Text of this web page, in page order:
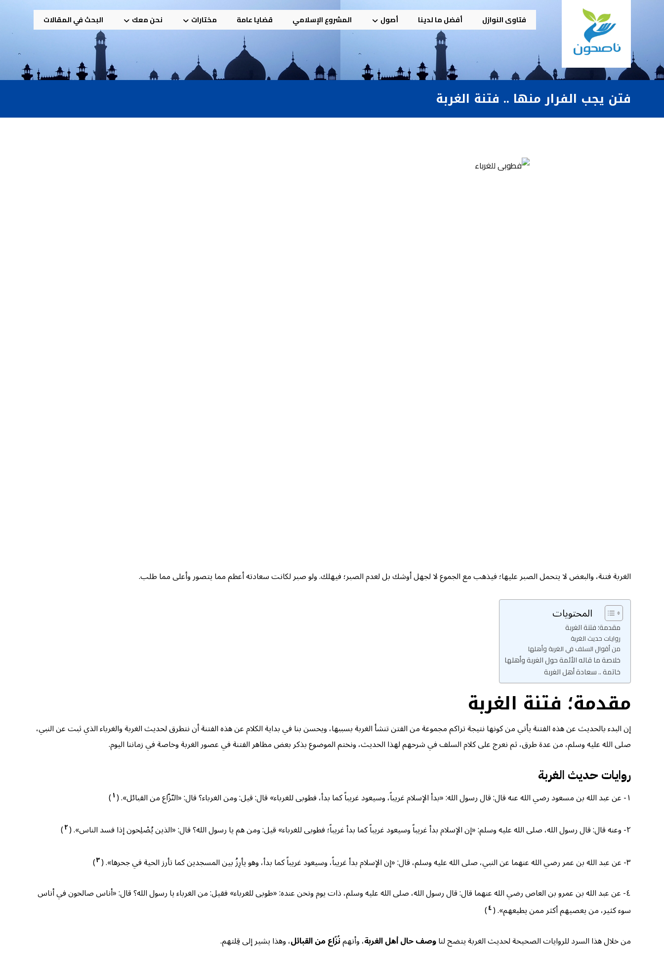
فتاوى النوازل أفضل ما لدينا أصول المشروع الإسلامي قضايا عامة مختارات نحن معك البحث في المقالات
فتن يجب الفرار منها .. فتنة الغربة
الغربة فتنة، والبعض لا يتحمل الصبر عليها؛ فيذهب مع الجموع لا لجهل أوشك بل لعدم الصبر؛ فيهلك. ولو صبر لكانت سعادته أعظم مما يتصور وأعلى مما طلب.
المحتويات
مقدمة؛ فتنة الغربة
روايات حديث الغربة
من أقوال السلف في الغربة وأهلها
خلاصة ما قاله الأئمة حول الغربة وأهلها
خاتمة .. سعادة أهل الغربة
مقدمة؛ فتنة الغربة
إن البدء بالحديث عن هذه الفتنة يأتي من كونها نتيجة تراكم مجموعة من الفتن تنشأ الغربة بسببها، ويحسن بنا في بداية الكلام عن هذه الفتنة أن نتطرق لحديث الغربة والغرباء الذي ثبت عن النبي،
صلى الله عليه وسلم، من عدة طرق، ثم نعرج على كلام السلف في شرحهم لهذا الحديث، ونختم الموضوع بذكر بعض مظاهر الفتنة في عصور الغربة وخاصة في زماننا اليوم.
روايات حديث الغربة
١- عن عبد الله بن مسعود رضي الله عنه قال: قال رسول الله: «بدأ الإسلام غريباً، وسيعود غريباً كما بدأ، فطوبى للغرباء» قال: قيل: ومن الغرباء؟ قال: «النّزّاع من القبائل». ( ١)
٢- وعنه قال: قال رسول الله، صلى الله عليه وسلم: «إن الإسلام بدأ غريباً وسيعود غريباً كما بدأ غريباً؛ فطوبى للغرباء» قيل: ومن هم يا رسول الله؟ قال: «الذين يُصْلِحون إذا فسد الناس». (
٢)
٣- عن عبد الله بن عمر رضي الله عنهما عن النبي، صلى الله عليه وسلم، قال: «إن الإسلام بدأ غريباً، وسيعود غريباً كما بدأ، وهو يأرِزُ بين المسجدين كما تأرز الحية في جحرها». (
٣)
٤- عن عبد الله بن عمرو بن العاص رضي الله عنهما قال: قال رسول الله، صلى الله عليه وسلم، ذات يوم ونحن عنده: «طوبى للغرباء» فقيل: من الغرباء يا رسول الله؟ قال: «أناس صالحون في أناس
سوء كثير، من يعصيهم أكثر ممن يطيعهم». (٤)
من خلال هذا السرد للروايات الصحيحة لحديث الغربة يتضح لناوصف حال أهل الغربة، وأنهمنُزّاع من القبائل، وهذا يشير إلى قِلتهم.